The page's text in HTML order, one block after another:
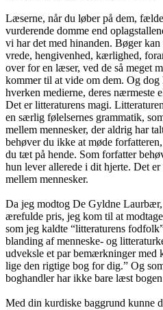
Læserne, når du løber på dem,
vurderende domme end
vi har det med hinanden. Bøger
vrede, hengivenhed, kærlighed,
over for en læser, ved de så meget
kommer til at vide om dem. Og
hverken medierne, deres
Det er litteraturens magi.
en særlig følelsernes grammatik,
mellem mennesker, der aldrig har
behøver du ikke at møde
du tæt på hende. Som forfatter
hun lever allerede i dit hjerte. Det
mellem mennesker.
Da jeg modtog De Gyldne Laurbær,
ærefulde pris, jeg kom til at
som jeg kaldte “litteraturens
blanding af menneske- og
udveksle et par bemærkninger med
lige den rigtige bog for dig.” Og
boghandler har ikke bare læst
Med din kurdiske baggrund kunne